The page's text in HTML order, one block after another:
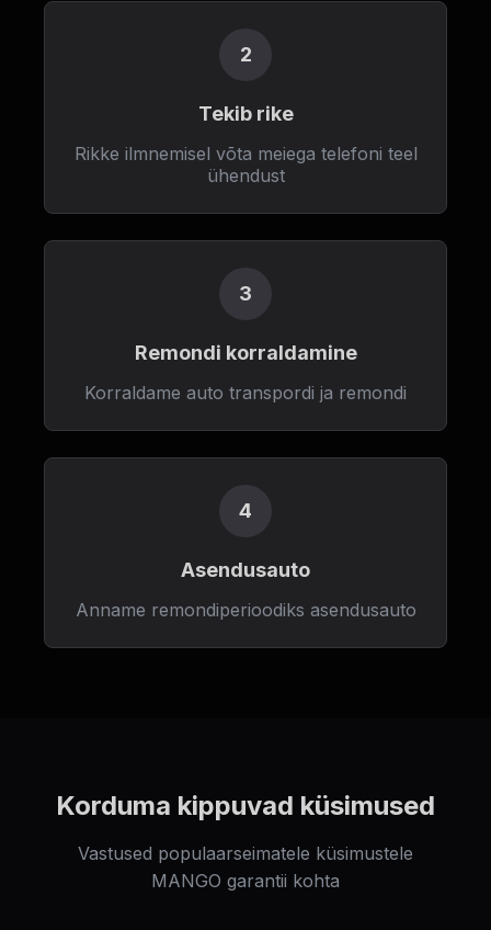
2
Tekib rike
Rikke ilmnemisel võta meiega telefoni teel
ühendust
3
Remondi korraldamine
Korraldame auto transpordi ja remondi
4
Asendusauto
Anname remondiperioodiks asendusauto
Korduma kippuvad küsimused
Vastused populaarseimatele küsimustele
MANGO garantii kohta